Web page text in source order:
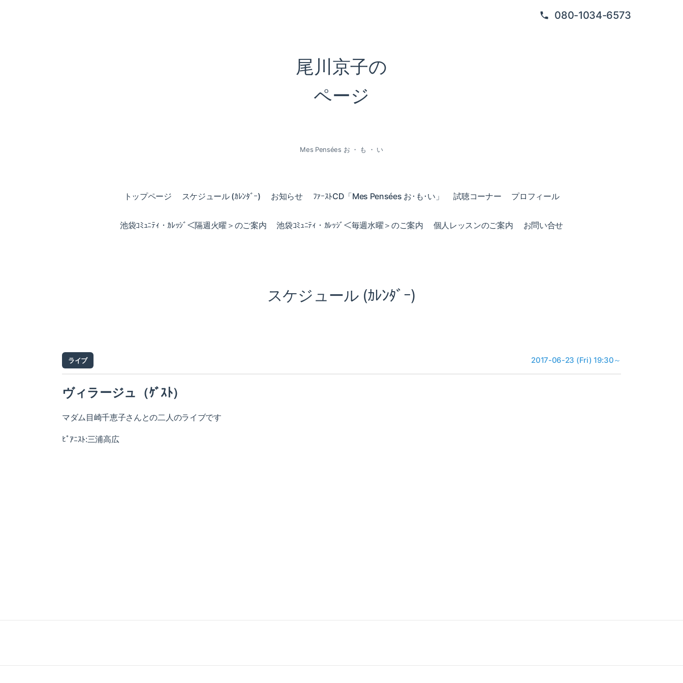
080-1034-6573
尾川京子の
ページ
Mes Pensées お ・ も ・ い
トップページ スケジュール (ｶﾚﾝﾀﾞｰ) お知らせ ﾌｧｰｽﾄCD「Mes Pensées お･も･い」 試聴コーナー プロフィール
池袋ｺﾐｭﾆﾃｨ・ｶﾚｯｼﾞ＜隔週火曜＞のご案内 池袋ｺﾐｭﾆﾃｨ・ｶﾚｯｼﾞ＜毎週水曜＞のご案内 個人レッスンのご案内 お問い合せ
スケジュール (ｶﾚﾝﾀﾞｰ)
ライブ 2017-06-23 (Fri) 19:30～
ヴィラージュ（ｹﾞｽﾄ）
マダム目崎千恵子さんとの二人のライブです
ﾋﾟｱﾆｽﾄ:三浦高広